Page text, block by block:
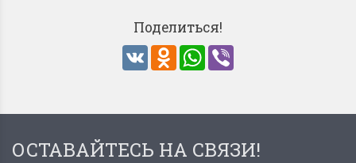
Поделиться!
VK Odnoklassniki
WhatsApp
ОСТАВАЙТЕСЬ НА СВЯЗИ!